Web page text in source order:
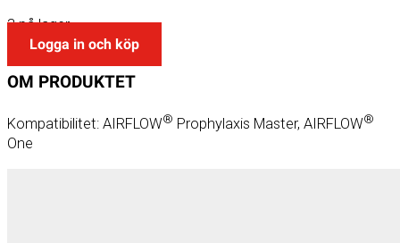
3 på lager
Logga in och köp
OM PRODUKTET
Kompatibilitet: AIRFLOW® Prophylaxis Master, AIRFLOW®
One